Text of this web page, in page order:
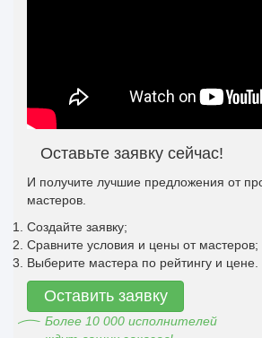
Оставьте заявку сейчас!
И получите лучшие предложения от
мастеров.
Создайте заявку;
Сравните условия и цены от мастеров;
Выберите мастера по рейтингу и цене.
Оставить заявку
Более 10 000 исполнителей